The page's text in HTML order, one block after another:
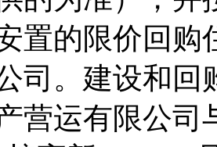
置的限价回购
司。建设和回
营运有限公